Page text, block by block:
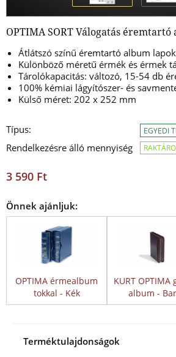
OPTIMA SORT Válogatás
Átlátszó színű éremtartó album lapok
Különböző méretű érmék és érmek
Tárolókapacitás: változó, 15-54 db
100% kémiai lágyítószer- és
Külső méret: 202 x 252 mm
Típus:
Rendelkezésre álló mennyiség
EGYEDI
3 590 Ft
Önnek ajánljuk:
OPTIMA érmealbum
tokkal - Kék
KURT OPTIMA
album -
Terméktulajdonságok